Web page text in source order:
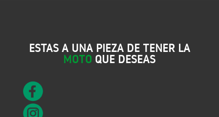
ESTAS A UNA PIEZA DE TENER LA
MOTO QUE DESEAS